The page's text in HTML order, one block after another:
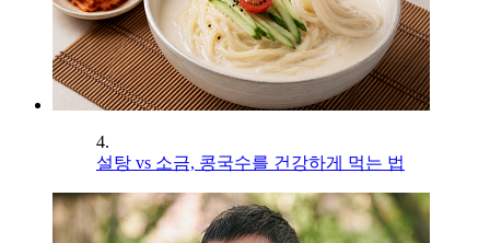
4.
설탕 vs 소금, 콩국수를 건강하게 먹는 법